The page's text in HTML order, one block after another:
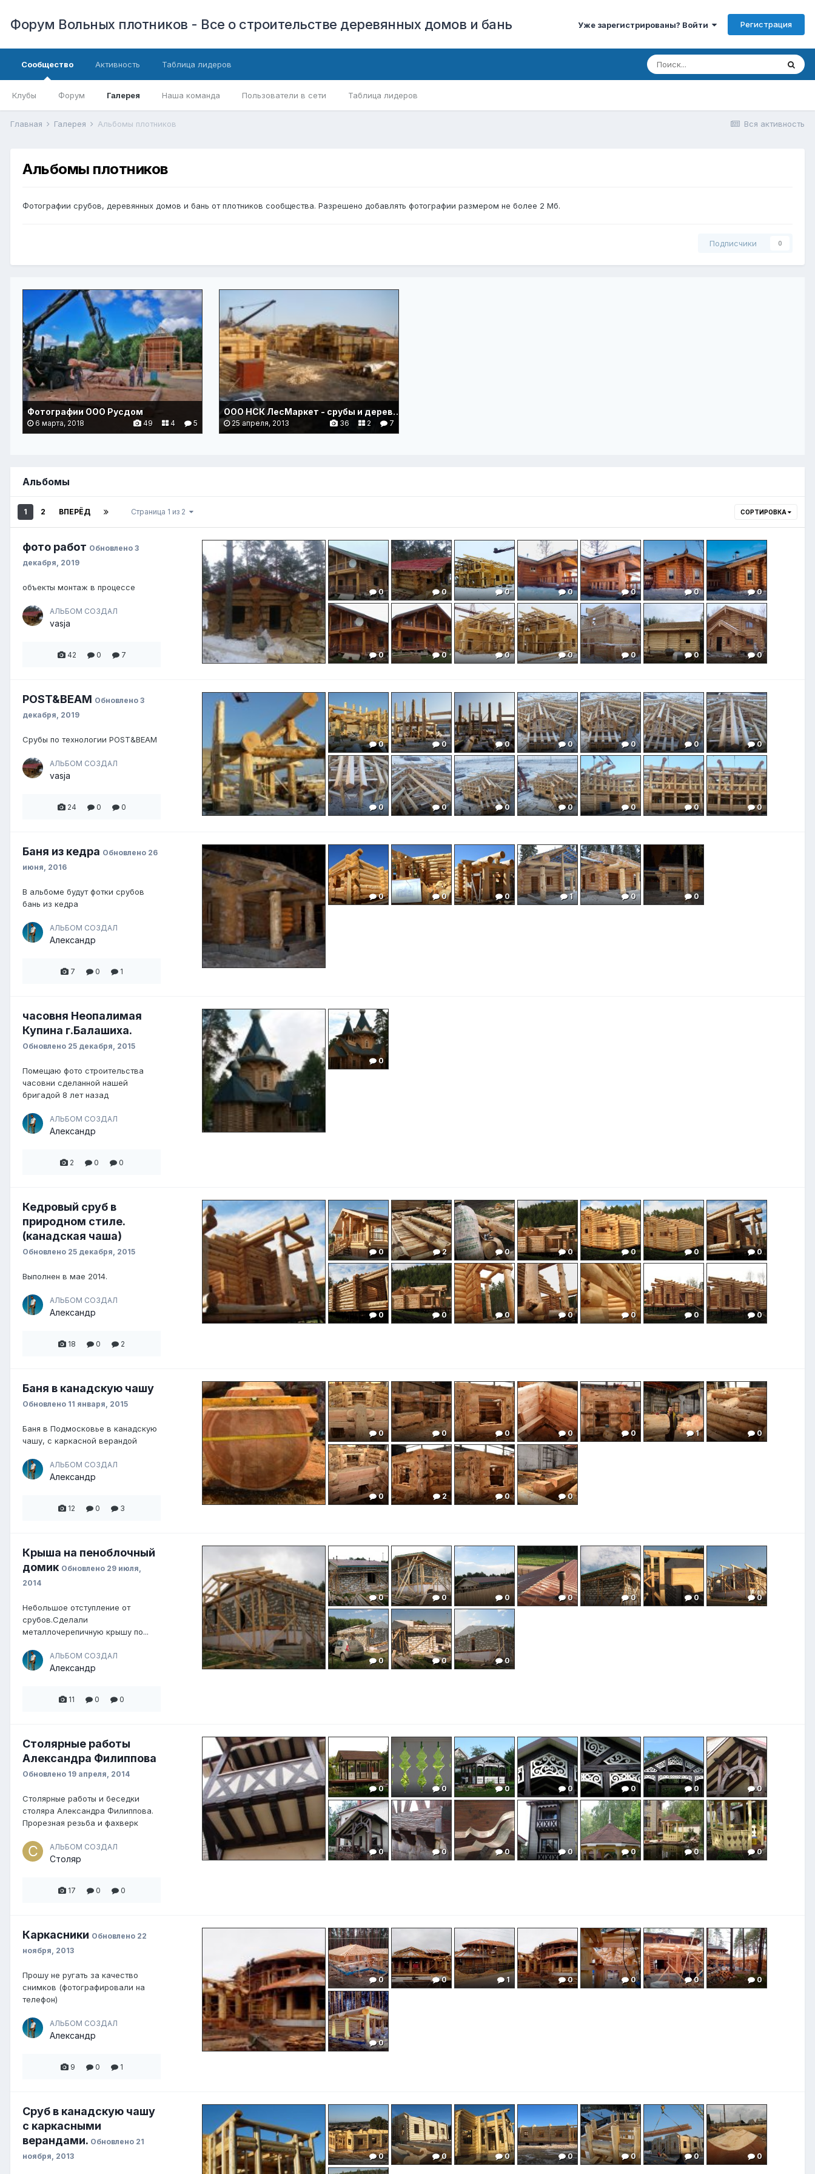
Форум Вольных плотников - Все о строительстве деревянных домов и бань Уже зарегистрированы? Войти Регистрация
Сообщество
Клубы Форум Галерея Наша команда Пользователи в сети Таблица лидеров
Активность Таблица лидеров
Вся активность
Главная Галерея Альбомы плотников
Альбомы плотников
Фотографии срубов, деревянных домов и бань от плотников сообщества. Разрешено добавлять фотографии размером не более 2 Мб.
Подписчики 0
Фотографии ООО Русдом
6 марта, 2018 5
4
49
ООО НСК ЛесМаркет - срубы и деревянные дома из кедра
25 апреля, 2013 7
2
36
Альбомы
СОРТИРОВКА
1 2 ВПЕРЁД Страница 1 из 2
фото работ Обновлено 3
декабря, 2019
объекты монтаж в процессе
АЛЬБОМ СОЗДАЛ
vasja
42 0 7
0 0 0 0 0 0 0
0 0 0 0 0 0 0
3 0 0 0 0 0
POST&BEAM Обновлено 3
декабря, 2019
Срубы по технологии POST&BEAM
АЛЬБОМ СОЗДАЛ
vasja
24 0 0
0 0 0 0 0 0 0
0 0 0 0 0 0 0
0 0 0 0 0
Баня из кедра Обновлено 26
июня, 2016
В альбоме будут фотки срубов
бань из кедра
АЛЬБОМ СОЗДАЛ
Александр
7 0 1
0 0 0 1 0 0
часовня Неопалимая
Купина г.Балашиха.
Обновлено 25 декабря, 2015
Помещаю фото строительства
часовни сделанной нашей
бригадой 8 лет назад
АЛЬБОМ СОЗДАЛ
Александр
2 0 0
0
Кедровый сруб в
природном стиле.
(канадская чаша)
Обновлено 25 декабря, 2015
Выполнен в мае 2014.
АЛЬБОМ СОЗДАЛ
Александр
18 0 2
0 2 0 0 0 0 0
0 0 0 0 0 0 0
Баня в канадскую чашу
Обновлено 11 января, 2015
Баня в Подмосковье в канадскую
чашу, с каркасной верандой
АЛЬБОМ СОЗДАЛ
Александр
12 0 3
0 0 0 0 0 1 0
0 2 0 0
Крыша на пеноблочный
домик Обновлено 29 июля,
2014
Небольшое отступление от
срубов.Сделали
металлочерепичную крышу по...
АЛЬБОМ СОЗДАЛ
Александр
11 0 0
0 0 0 0 0 0 0
0 0 0
Столярные работы
Александра Филиппова
Обновлено 19 апреля, 2014
Столярные работы и беседки
столяра Александра Филиппова.
Прорезная резьба и фахверк
АЛЬБОМ СОЗДАЛ
Столяр
17 0 0
0 0 0 0 0 0 0
0 0 0 0 0 0 0
Каркасники Обновлено 22
ноября, 2013
Прошу не ругать за качество
снимков (фотографировали на
телефон)
АЛЬБОМ СОЗДАЛ
Александр
9 0 1
0 0 1 0 0 0 0
0
Сруб в канадскую чашу
с каркасными
верандами. Обновлено 21
ноября, 2013
0 0 0 0 0 0 0